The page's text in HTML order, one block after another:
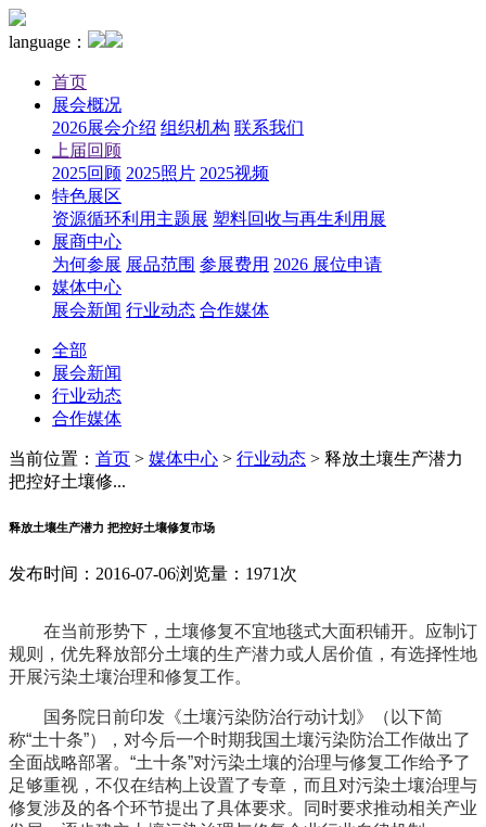
language：
首页
展会概况
2026展会介绍 组织机构 联系我们
上届回顾
2025回顾 2025照片 2025视频
特色展区
资源循环利用主题展 塑料回收与再生利用展
展商中心
为何参展 展品范围 参展费用 2026 展位申请
媒体中心
展会新闻 行业动态 合作媒体
全部
展会新闻
行业动态
合作媒体
当前位置： 首页 > 媒体中心 > 行业动态 > 释放土壤生产潜力
把控好土壤修...
释放土壤生产潜力 把控好土壤修复市场
发布时间：2016-07-06浏览量：1971次
在当前形势下，土壤修复不宜地毯式大面积铺开。应制订
规则，优先释放部分土壤的生产潜力或人居价值，有选择性地
开展污染土壤治理和修复工作。
国务院日前印发《土壤污染防治行动计划》（以下简
称“土十条”），对今后一个时期我国土壤污染防治工作做出了
全面战略部署。“土十条”对污染土壤的治理与修复工作给予了
足够重视，不仅在结构上设置了专章，而且对污染土壤治理与
修复涉及的各个环节提出了具体要求。同时要求推动相关产业